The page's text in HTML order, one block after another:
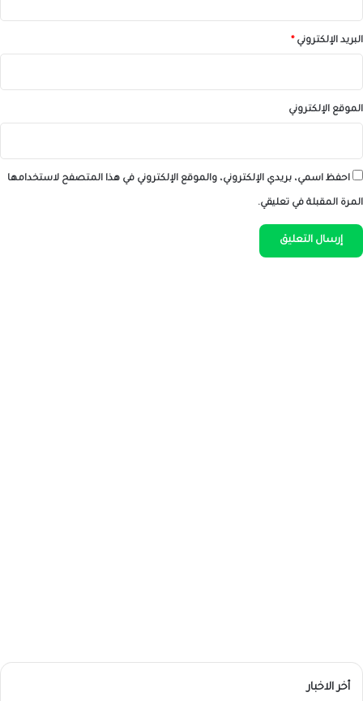
البريد الإلكتروني*
الموقع الإلكتروني
احفظ اسمي، بريدي الإلكتروني، والموقع الإلكتروني في هذا المتصفح لاستخدامها
المرة المقبلة في تعليقي.
أخر الاخبار